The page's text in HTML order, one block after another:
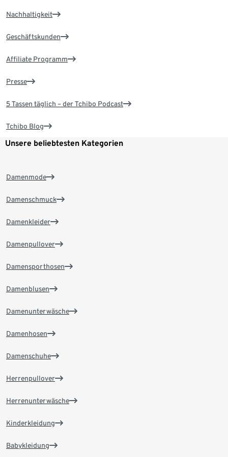
Nachhaltigkeit
Geschäftskunden
Affiliate Programm
Presse
5 Tassen täglich – der Tchibo Podcast
Tchibo Blog
Unsere beliebtesten Kategorien
Damenmode
Damenschmuck
Damenkleider
Damenpullover
Damensporthosen
Damenblusen
Damenunterwäsche
Damenhosen
Damenschuhe
Herrenpullover
Herrenunterwäsche
Kinderkleidung
Babykleidung